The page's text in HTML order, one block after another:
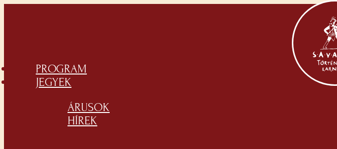
PROGRAM
JEGYEK
ÁRUSOK
HÍREK